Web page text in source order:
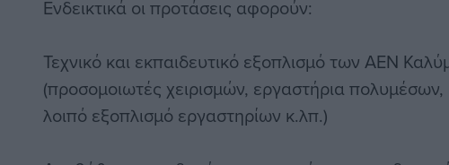
Ενδεικτικά οι προτάσεις αφορούν:
Τεχνικό και εκπαιδευτικό εξοπλισμό των ΑΕΝ
(προσομοιωτές χειρισμών, εργαστήρια
λοιπό εξοπλισμό εργαστηρίων κ.λπ.)